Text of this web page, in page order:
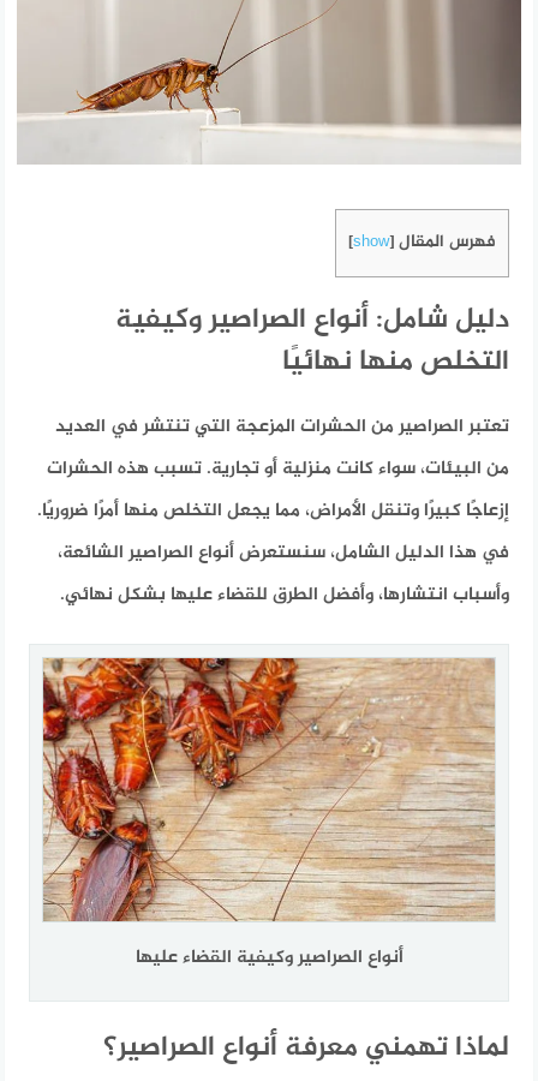
فهرس المقال [
show
]
دليل شامل: أنواع الصراصير وكيفية
التخلص منها نهائيًا
تعتبر الصراصير من الحشرات المزعجة التي تنتشر في العديد
من البيئات، سواء كانت منزلية أو تجارية. تسبب هذه الحشرات
إزعاجًا كبيرًا وتنقل الأمراض، مما يجعل التخلص منها أمرًا ضروريًا.
في هذا الدليل الشامل، سنستعرض أنواع الصراصير الشائعة،
وأسباب انتشارها، وأفضل الطرق للقضاء عليها بشكل نهائي.
أنواع الصراصير وكيفية القضاء عليها
لماذا تهمني معرفة أنواع الصراصير؟